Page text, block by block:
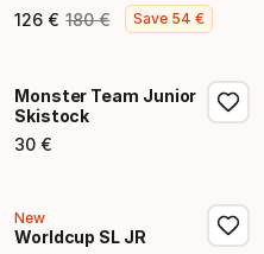
126 €
Endpreis
180 €
Ursprünglicher Preis
Save 54 €
Monster Team Junior
Skistock
30 €
Endpreis
New
Worldcup SL JR